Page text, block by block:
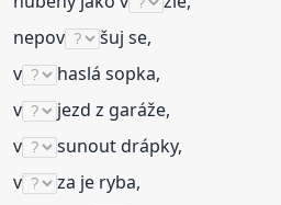
nepov
šuj se,
v
haslá sopka,
v
jezd z garáže,
v
sunout drápky,
v
za je ryba,